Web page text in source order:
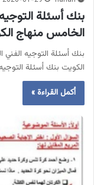
بنك أسئلة
الخامس منهاج
بنك أسئلة التوجيه
الكويت بنك أسئلة
أكمل القراءة »